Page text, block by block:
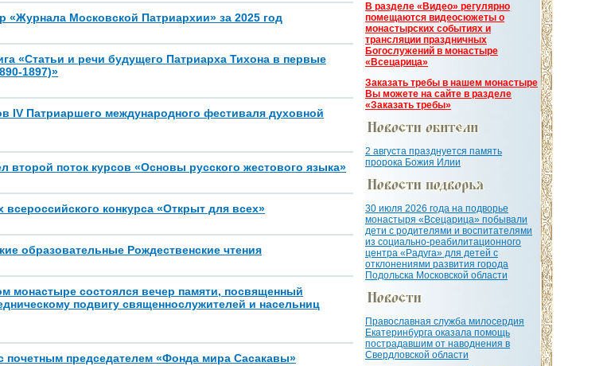
Московской Патриархии» за 2025 год
«Статьи и речи будущего Патриарха Тихона в первые
1897)»
IV Патриаршего международного фестиваля духовной
второй поток курсов «Основы русского жестового языка»
всероссийского конкурса «Открыт для всех»
образовательные Рождественские чтения
монастыре состоялся вечер памяти, посвященный
подвигу священнослужителей и насельниц
почетным председателем «Фонда мира Сасакавы»
В разделе «Видео» регулярно
помещаются видеосюжеты о
монастырских событиях и
трансляции праздничных
Богослужений в монастыре
«Всецарица»
Заказать требы в нашем монастыре
Вы можете на сайте в разделе
«Заказать требы»
2 августа празднуется память
пророка Божия Илии
30 июля 2026 года на подворье
монастыря «Всецарица» побывали
дети с родителями и воспитателями
из социально-реабилитационного
центра «Радуга» для детей с
отклонениями развития города
Подольска Московской области
Православная служба милосердия
Екатеринбурга оказала помощь
пострадавшим от наводнения в
Свердловской области